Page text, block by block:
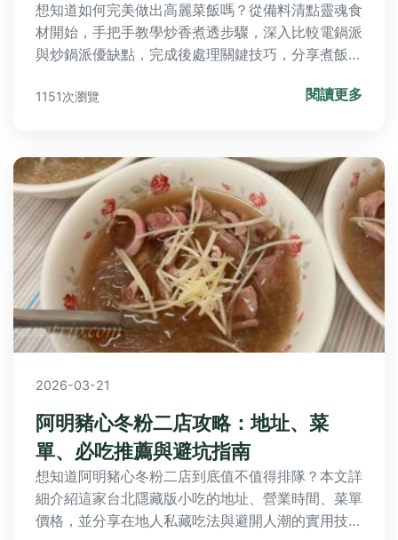
想知道如何完美做出高麗菜飯嗎？從備料清點靈魂食
材開始，手把手教學炒香煮透步驟，深入比較電鍋派
與炒鍋派優缺點，完成後處理關鍵技巧，分享煮飯十
業訣竅！
1151次瀏覽 閱讀更多
2026-03-21
阿明豬心冬粉二店攻略：地址、菜
單、必吃推薦與避坑指南
想知道阿明豬心冬粉二店到底值不值得排隊？本文詳
細介紹這家台北隱藏版小吃的地址、營業時間、菜單
價格，並分享在地人私藏吃法與避開人潮的實用技